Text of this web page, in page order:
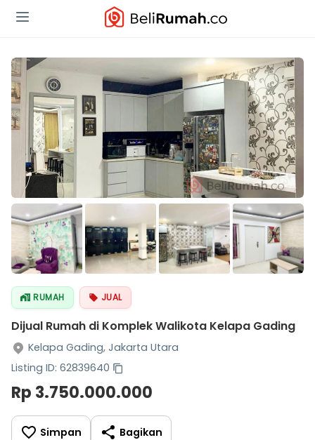
RUMAH JUAL
Dijual Rumah di Komplek Walikota Kelapa Gading
Kelapa Gading, Jakarta Utara
Listing ID: 62839640
Rp 3.750.000.000
Simpan Bagikan